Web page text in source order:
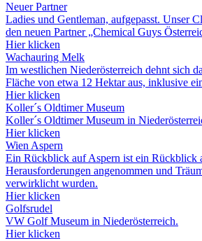
Neuer Partner
Ladies und Gentleman, aufgepasst. Unser
den neuen Partner „Chemical Guys
Hier klicken
Wachauring Melk
Im westlichen Niederösterreich dehnt sich
Fläche von etwa 12 Hektar aus, inklusive
Hier klicken
Koller´s Oldtimer Museum
Koller´s Oldtimer Museum in
Hier klicken
Wien Aspern
Ein Rückblick auf Aspern ist ein Rückblick
Herausforderungen angenommen und
verwirklicht wurden.
Hier klicken
Golfsrudel
VW Golf Museum in Niederösterreich.
Hier klicken